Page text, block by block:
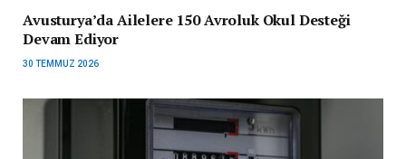
Avusturya’da Ailelere 150 Avroluk Okul Desteği
Devam Ediyor
30 TEMMUZ 2026